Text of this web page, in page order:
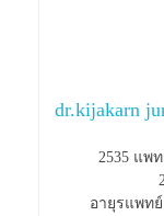
dr.kijakarn
2535 แพ
อายุรแพทย์